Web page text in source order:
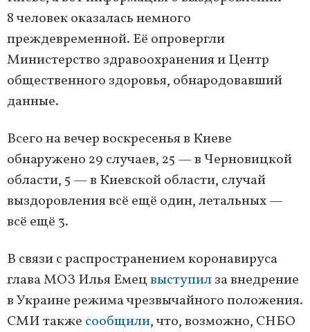
8 человек оказалась немного
преждевременной. Её опровергли
Министерство здравоохранения и Центр
общественного здоровья, обнародовавший
данные.
Всего на вечер воскресенья в Киеве
обнаружено 29 случаев, 25 — в Черновицкой
области, 5 — в Киевской области, случай
выздоровления всё ещё один, летальных —
всё ещё 3.
В связи с распространением коронавируса
глава МОЗ Илья Емецвыступилза внедрение
в Украине режима чрезвычайного положения.
СМИ также сообщили, что, возможно, СНБО